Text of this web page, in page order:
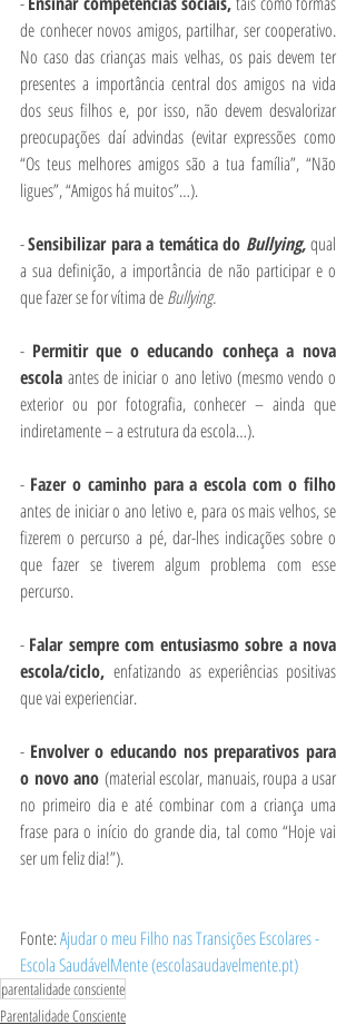
de conhecer novos amigos, partilhar, ser cooperativo.
No caso das crianças mais velhas, os pais devem ter
presentes a importância central dos amigos na vida
dos seus filhos e, por isso, não devem desvalorizar
preocupações daí advindas (evitar expressões como
“Os teus melhores amigos são a tua família”, “Não
ligues”, “Amigos há muitos”…).
- Sensibilizar para a temática do Bullying, qual
a sua definição, a importância de não participar e o
que fazer se for vítima de Bullying.
- Permitir que o educando conheça a nova
escola antes de iniciar o ano letivo (mesmo vendo o
exterior ou por fotografia, conhecer – ainda que
indiretamente – a estrutura da escola…).
- Fazer o caminho para a escola com o filho
antes de iniciar o ano letivo e, para os mais velhos, se
fizerem o percurso a pé, dar-lhes indicações sobre o
que fazer se tiverem algum problema com esse
percurso.
- Falar sempre com entusiasmo sobre a nova
escola/ciclo, enfatizando as experiências positivas
que vai experienciar.
- Envolver o educando nos preparativos para
o novo ano (material escolar, manuais, roupa a usar
no primeiro dia e até combinar com a criança uma
frase para o início do grande dia, tal como “Hoje vai
ser um feliz dia!”).
Fonte: Ajudar o meu Filho nas Transições Escolares -
Escola SaudávelMente (escolasaudavelmente.pt)
parentalidade consciente
Parentalidade Consciente